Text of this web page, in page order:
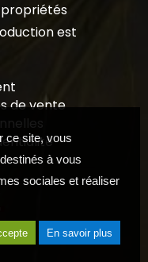
propriétés
est
de vente
ce site, vous
à vous
sociales et réaliser
En savoir plus